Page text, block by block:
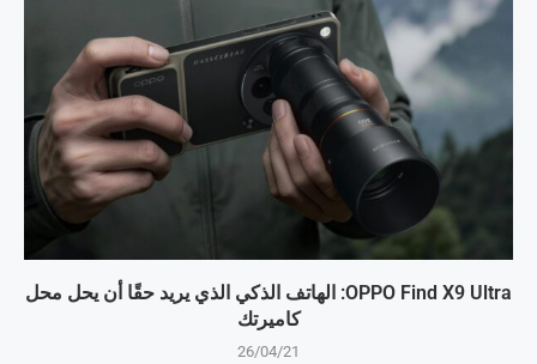
OPPO Find X9 Ultra: الهاتف الذكي الذي يريد حقًا أن يحل محل
كاميرتك
26/04/21